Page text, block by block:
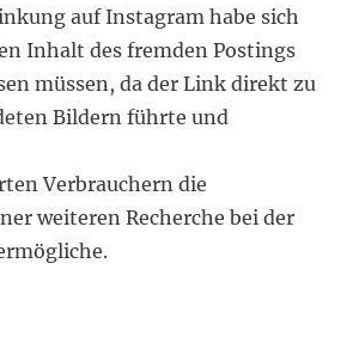
auf Instagram habe sich
Inhalt des fremden Postings
müssen, da der Link direkt zu
Bildern führte und
Verbrauchern die
weiteren Recherche bei der